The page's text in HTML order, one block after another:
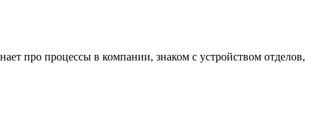
про процессы в компании, знаком с устройством отделов,